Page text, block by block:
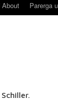
About Parerga